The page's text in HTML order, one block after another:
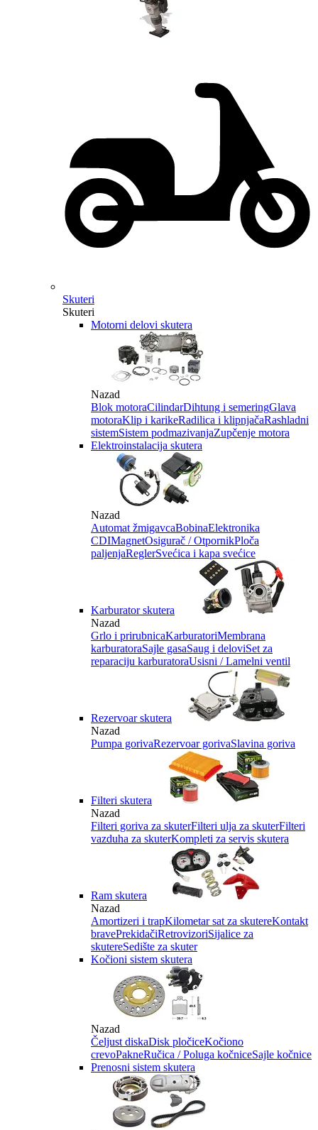
Skuteri
Skuteri
Motorni delovi skutera
Nazad
Blok motoraCilindarDihtung i semeringGlava
motoraKlip i karikeRadilica i klipnjačaRashladni
sistemSistem podmazivanjaZupčenje motora
Elektroinstalacija skutera
Nazad
Automat žmigavcaBobinaElektronika
CDIMagnetOsigurač / OtpornikPloča
paljenjaReglerSvećica i kapa svećice
Karburator skutera
Nazad
Grlo i prirubnicaKarburatoriMembrana
karburatoraSajle gasaSaug i deloviSet za
reparaciju karburatoraUsisni / Lamelni ventil
Rezervoar skutera
Nazad
Pumpa gorivaRezervoar gorivaSlavina goriva
Filteri skutera
Nazad
Filteri goriva za skuterFilteri ulja za skuterFilteri
vazduha za skuterKompleti za servis skutera
Ram skutera
Nazad
Amortizeri i trapKilometar sat za skutereKontakt
bravePrekidačiRetrovizoriSijalice za
skutereSedište za skuter
Kočioni sistem skutera
Nazad
Čeljust diskaDisk pločiceKočiono
crevoPakneRučica / Poluga kočniceSajle kočnice
Prenosni sistem skutera